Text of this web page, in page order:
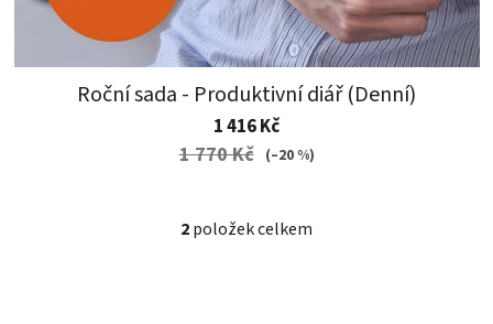
Roční sada - Produktivní diář (Denní)
1 416 Kč
1 770 Kč (–20 %)
O
2položek celkem